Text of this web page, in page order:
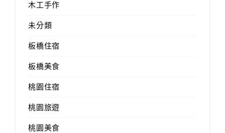
木工手作
未分類
板橋住宿
板橋美食
桃園住宿
桃園旅遊
桃園美食